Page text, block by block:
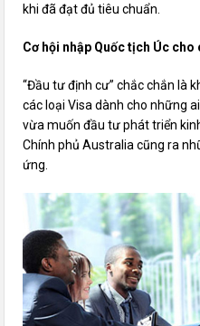
khi đã đạt đủ tiêu chuẩn.
Cơ hội nhập Quốc tịch Úc cho
“Đầu tư định cư” chắc chắn là
các loại Visa dành cho những
vừa muốn đầu tư phát triển
Chính phủ Australia cũng ra
ứng.